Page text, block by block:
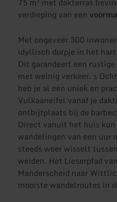
75 m² met dakterras
verdieping van een
Met ongeveer 300
idyllisch dorpje in het
Dit garandeert een
met weinig verkeer. s
heb je al een uniek en
Vulkaaneifel vanaf je
ontbijtplaats bij de
Direct vanuit het huis
wandelingen van een uur
steeds weer wisselt
weiden. Het Lieserpfad
Manderscheid naar
mooiste wandelroutes in